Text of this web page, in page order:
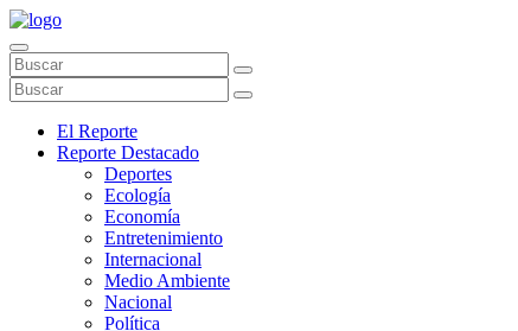
El Reporte
Reporte Destacado
Deportes
Ecología
Economía
Entretenimiento
Internacional
Medio Ambiente
Nacional
Política